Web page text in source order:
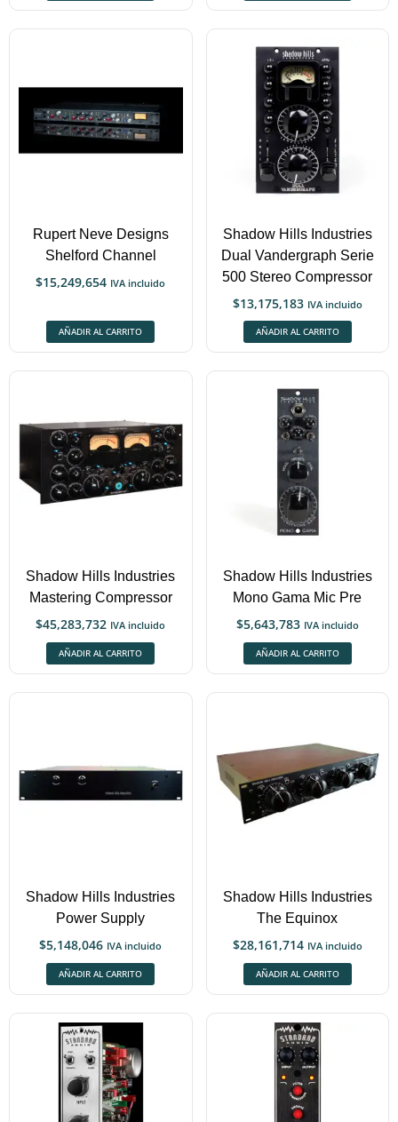
Rupert Neve Designs
Shelford Channel
$15,249,654 IVA incluido
AÑADIR AL CARRITO
Shadow Hills Industries
Dual Vandergraph Serie
500 Stereo Compressor
$13,175,183 IVA incluido
AÑADIR AL CARRITO
Shadow Hills Industries
Mastering Compressor
$45,283,732 IVA incluido
AÑADIR AL CARRITO
Shadow Hills Industries
Mono Gama Mic Pre
$5,643,783 IVA incluido
AÑADIR AL CARRITO
Shadow Hills Industries
Power Supply
$5,148,046 IVA incluido
AÑADIR AL CARRITO
Shadow Hills Industries
The Equinox
$28,161,714 IVA incluido
AÑADIR AL CARRITO